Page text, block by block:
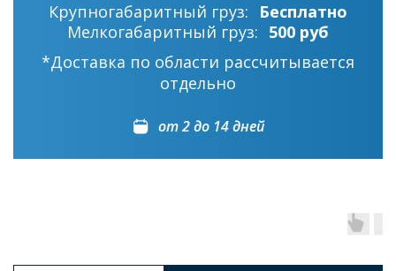
Крупногабаритный груз:
Бесплатно
Мелкогабаритный груз: 500 руб
*Доставка по области рассчитывается
отдельно
от 2 до 14 дней